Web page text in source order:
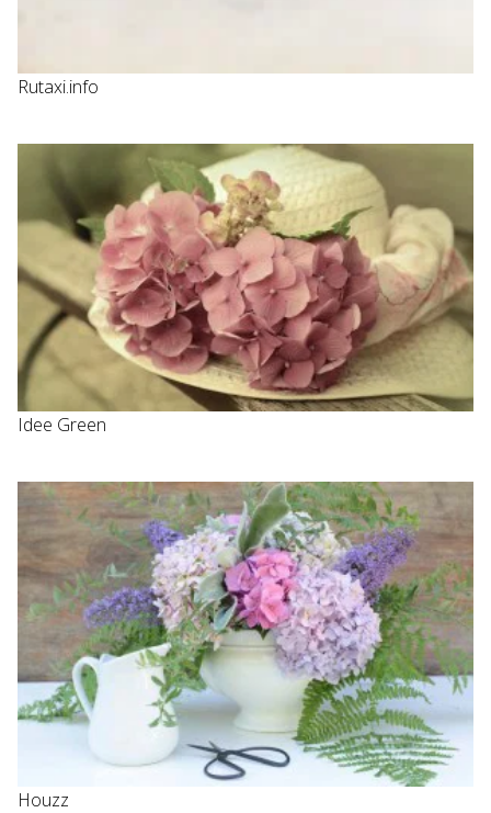
Rutaxi.info
Idee Green
Houzz